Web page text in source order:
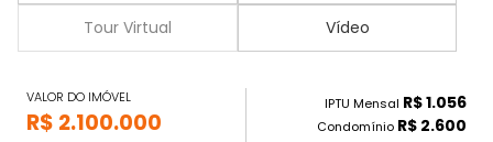
Tour Virtual Vídeo
VALOR DO IMÓVEL
R$ 2.100.000
IPTU Mensal R$ 1.056
Condomínio R$ 2.600